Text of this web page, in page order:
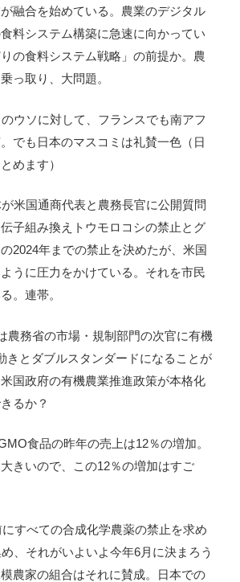
融合を始めている。農業のデジタル
料システム構築に急速に向かってい
の食料システム戦略」の前提か。農
っ取り、大問題。
ウソに対して、フランスでも南アフ
でも日本のマスコミは礼賛一色（日
めます）
米国通商代表と農務長官に公開質問
子組み換えトウモロコシの禁止とグ
2024年までの禁止を決めたが、米国
うに圧力をかけている。それを市民
。連帯。
農務省の市場・規制部門の次官に有機
きとダブルスタンダードになることが
国政府の有機農業推進政策が本格化
るか？
食品の昨年の売上は12％の増加。
きいので、この12％の増加はすご
すべての合成化学農薬の禁止を求め
、それがいよいよ今年6月に決まろう
農家の組合はそれに賛成。日本での